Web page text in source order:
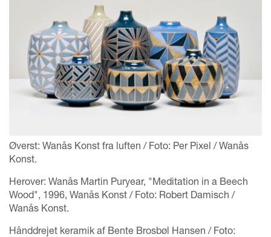
Øverst: Wanås Konst fra luften / Foto: Per Pixel / Wanås
Konst.
Herover: Wanås Martin Puryear, "Meditation in a Beech
Wood", 1996, Wanås Konst / Foto: Robert Damisch /
Wanås Konst.
Hånddrejet keramik af Bente Brosbøl Hansen / Foto: